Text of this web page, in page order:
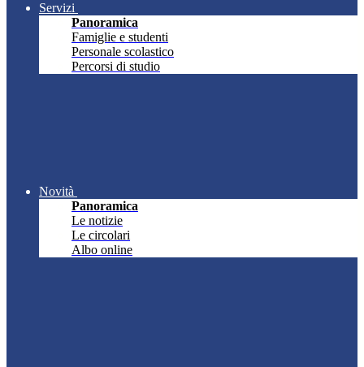
Servizi
Panoramica
Famiglie e studenti
Personale scolastico
Percorsi di studio
Novità
Panoramica
Le notizie
Le circolari
Albo online